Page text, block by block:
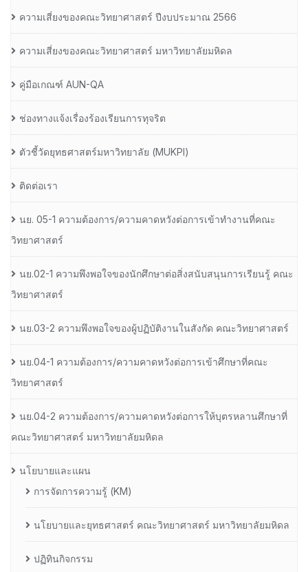
ความเสี่ยงของคณะวิทยาศาสตร์ ปีงบประมาณ 2566
ความเสี่ยงของคณะวิทยาศาสตร์ มหาวิทยาลัยมหิดล
คู่มือเกณฑ์ AUN-QA
ช่องทางแจ้งเรื่องร้องเรียนการทุจริต
ตัวชี้วัดยุทธศาสตร์มหาวิทยาลัย (MUKPI)
ติดต่อเรา
นย. 05-1 ความต้องการ/ความคาดหวังต่อการเข้าทำงานที่คณะ
วิทยาศาสตร์
นย.02-1 ความพึงพอใจของนักศึกษาต่อสิ่งสนับสนุนการเรียนรู้ คณะ
วิทยาศาสตร์
นย.03-2 ความพึงพอใจของผู้ปฏิบัติงานในสังกัด คณะวิทยาศาสตร์
นย.04-1 ความต้องการ/ความคาดหวังต่อการเข้าศึกษาที่คณะ
วิทยาศาสตร์
นย.04-2 ความต้องการ/ความคาดหวังต่อการให้บุตรหลานศึกษาที่
คณะวิทยาศาสตร์ มหาวิทยาลัยมหิดล
นโยบายและแผน
การจัดการความรู้ (KM)
นโยบายและยุทธศาสตร์ คณะวิทยาศาสตร์ มหาวิทยาลัยมหิดล
ปฏิทินกิจกรรม